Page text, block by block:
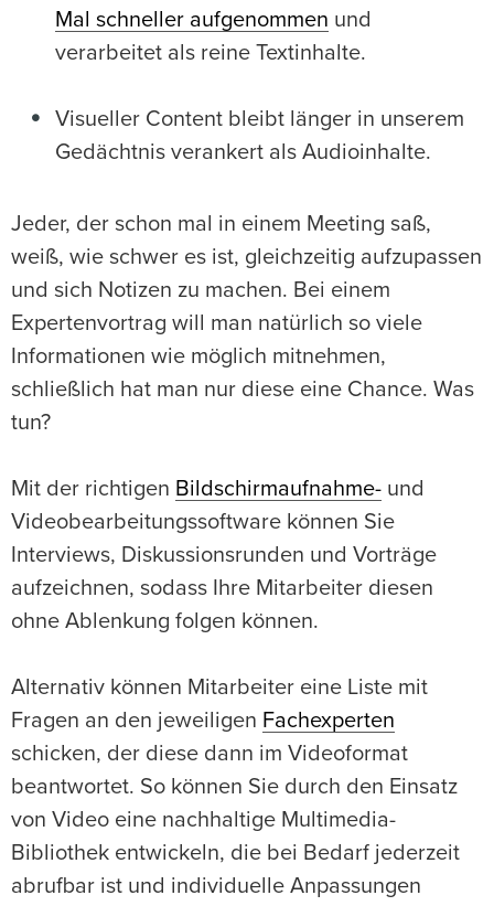
Mal schneller aufgenommen und
verarbeitet als reine Textinhalte.
Visueller Content bleibt länger in unserem
Gedächtnis verankert als Audioinhalte.
Jeder, der schon mal in einem Meeting saß,
weiß, wie schwer es ist, gleichzeitig aufzupassen
und sich Notizen zu machen. Bei einem
Expertenvortrag will man natürlich so viele
Informationen wie möglich mitnehmen,
schließlich hat man nur diese eine Chance. Was
tun?
Mit der richtigen Bildschirmaufnahme- und
Videobearbeitungssoftware können Sie
Interviews, Diskussionsrunden und Vorträge
aufzeichnen, sodass Ihre Mitarbeiter diesen
ohne Ablenkung folgen können.
Alternativ können Mitarbeiter eine Liste mit
Fragen an den jeweiligen Fachexperten
schicken, der diese dann im Videoformat
beantwortet. So können Sie durch den Einsatz
von Video eine nachhaltige Multimedia-
Bibliothek entwickeln, die bei Bedarf jederzeit
abrufbar ist und individuelle Anpassungen